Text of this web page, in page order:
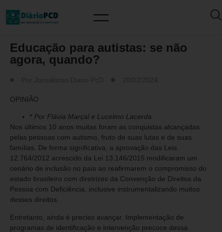
Educação para autistas: se não
agora, quando?
OPINIÃO
* Por Flávia Marçal e Lucelmo Lacerda
Nos últimos 10 anos muitas foram as conquistas alcançadas
pelas pessoas com autismo, fruto de suas lutas e de suas
famílias. De forma significativa, a aprovação das Leis
12.764/2012 acrescido da Lei 13.146/2015 modificaram um
cenário de inclusão no país ao reafirmarem o compromisso do
estado brasileiro com diretrizes da Convenção de Direitos da
Pessoa com Deficiência, inclusive instrumentalizando muitos
desses direitos.
Entretanto, ainda é preciso avançar. Implementação de
programas de identificação e intervenção precoce dessa